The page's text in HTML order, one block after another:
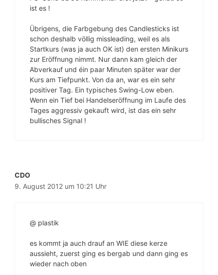
ist es !
Übrigens, die Farbgebung des Candlesticks ist
schon deshalb völlig missleading, weil es als
Startkurs (was ja auch OK ist) den ersten Minikurs
zur Eröffnung nimmt. Nur dann kam gleich der
Abverkauf und éin paar Minuten später war der
Kurs am Tiefpunkt. Von da an, war es ein sehr
positiver Tag. Ein typisches Swing-Low eben.
Wenn ein Tief bei Handelseröffnung im Laufe des
Tages aggressiv gekauft wird, ist das ein sehr
bullisches Signal !
CDO
9. August 2012 um 10:21 Uhr
@ plastik
es kommt ja auch drauf an WIE diese kerze
aussieht, zuerst ging es bergab und dann ging es
wieder nach oben